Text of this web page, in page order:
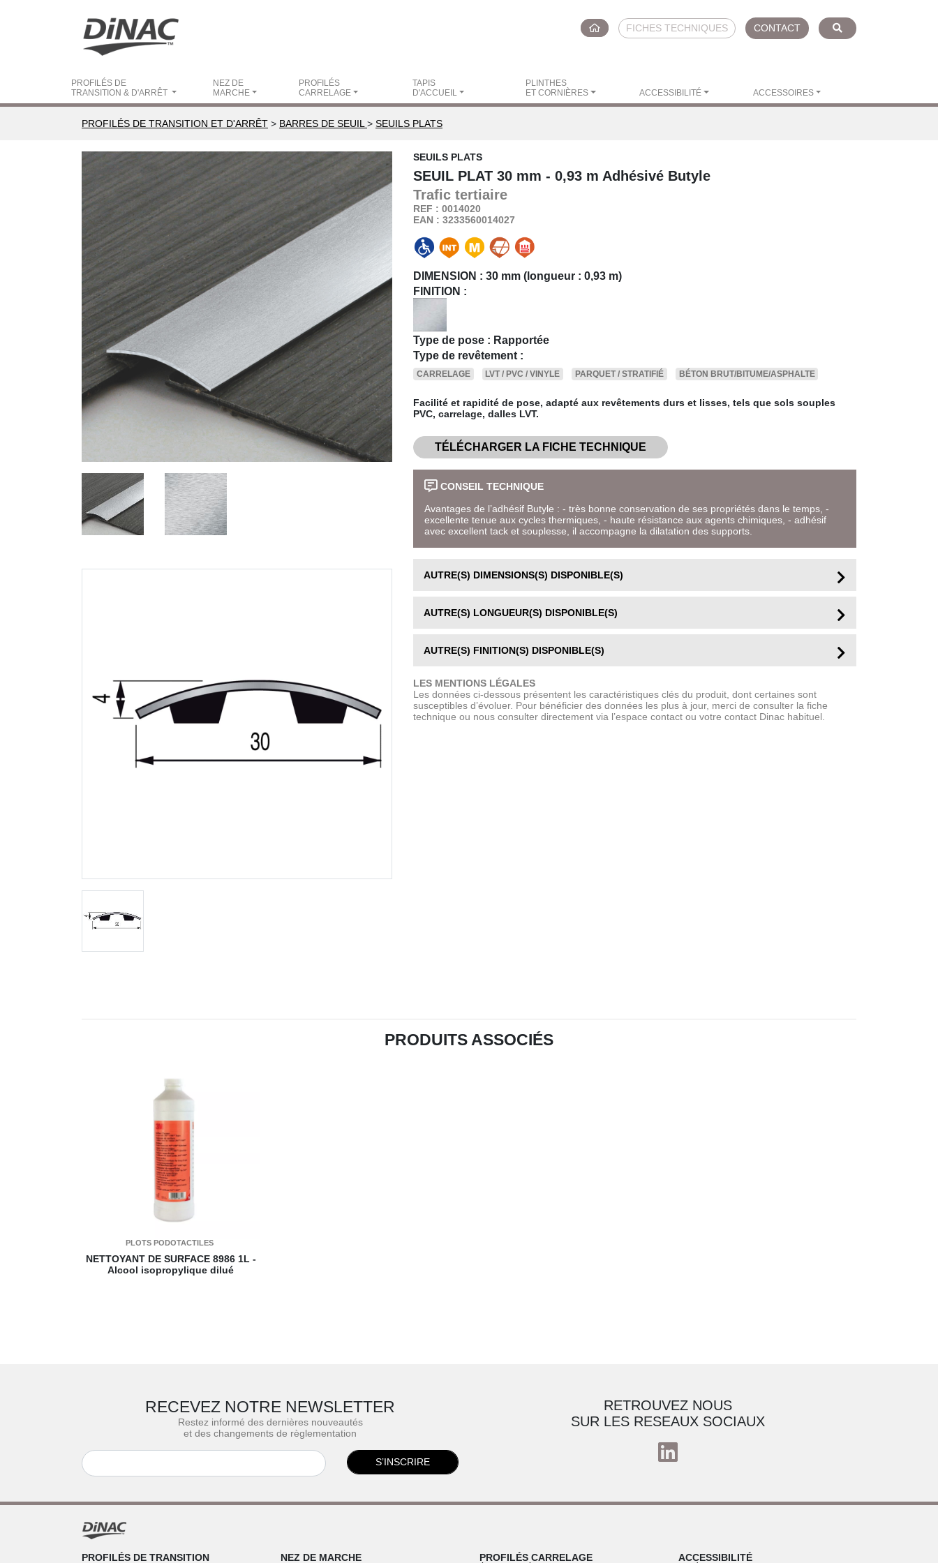
FICHES TECHNIQUES CONTACT
PROFILÉS DE
TRANSITION & D'ARRÊT
NEZ DE
MARCHE
PROFILÉS
CARRELAGE
TAPIS
D'ACCUEIL
PLINTHES
ET CORNIÈRES
ACCESSIBILITÉ ACCESSOIRES
PROFILÉS DE TRANSITION ET D'ARRÊT > BARRES DE SEUIL > SEUILS PLATS
SEUILS PLATS
SEUIL PLAT 30 mm - 0,93 m Adhésivé Butyle
Trafic tertiaire
REF : 0014020
EAN : 3233560014027
DIMENSION : 30 mm (longueur : 0,93 m)
FINITION :
Type de pose : Rapportée
Type de revêtement :
CARRELAGE LVT / PVC / VINYLE PARQUET / STRATIFIÉ BÉTON BRUT/BITUME/ASPHALTE
Facilité et rapidité de pose, adapté aux revêtements durs et lisses, tels que sols souples
PVC, carrelage, dalles LVT.
TÉLÉCHARGER LA FICHE TECHNIQUE
CONSEIL TECHNIQUE
Avantages de l’adhésif Butyle : - très bonne conservation de ses propriétés dans le temps, -
excellente tenue aux cycles thermiques, - haute résistance aux agents chimiques, - adhésif
avec excellent tack et souplesse, il accompagne la dilatation des supports.
AUTRE(S) DIMENSIONS(S) DISPONIBLE(S)
AUTRE(S) LONGUEUR(S) DISPONIBLE(S)
AUTRE(S) FINITION(S) DISPONIBLE(S)
LES MENTIONS LÉGALES
Les données ci-dessous présentent les caractéristiques clés du produit, dont certaines sont
susceptibles d’évoluer. Pour bénéficier des données les plus à jour, merci de consulter la fiche
technique ou nous consulter directement via l’espace contact ou votre contact Dinac habituel.
PRODUITS ASSOCIÉS
PLOTS PODOTACTILES
NETTOYANT DE SURFACE 89861L -
Alcool isopropylique dilué
RECEVEZ NOTRE NEWSLETTER
Restez informé des dernières nouveautés
et des changements de règlementation
S’INSCRIRE
RETROUVEZ NOUS
SUR LES RESEAUX SOCIAUX
PROFILÉS DE TRANSITION NEZ DE MARCHE PROFILÉS CARRELAGE ACCESSIBILITÉ